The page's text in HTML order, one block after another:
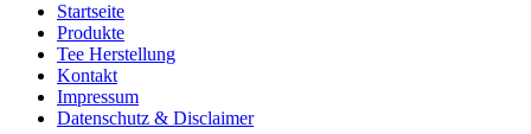
Startseite
Produkte
Tee Herstellung
Kontakt
Impressum
Datenschutz & Disclaimer